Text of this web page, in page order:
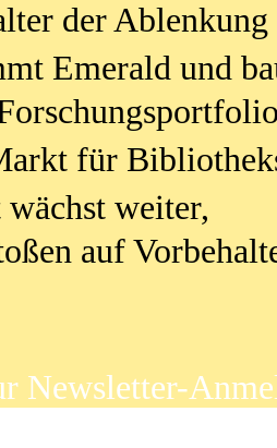
der Ablenkung
Emerald und
für
weiter,
auf
Newsletter-